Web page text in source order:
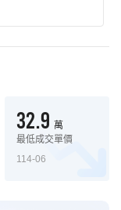
32.9 萬
最低成交單價
114-06